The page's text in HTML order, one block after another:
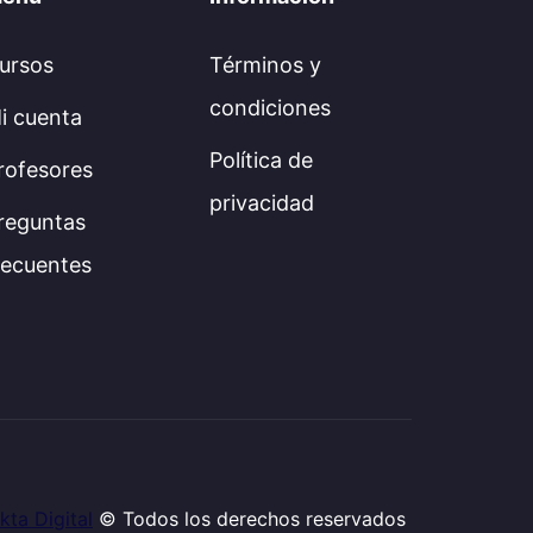
cuenta
Términos y
condiciones
Política de
privacidad
© Todos los derechos reservados